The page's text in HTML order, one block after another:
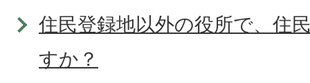
住民登録地以外の役所で、住
すか？